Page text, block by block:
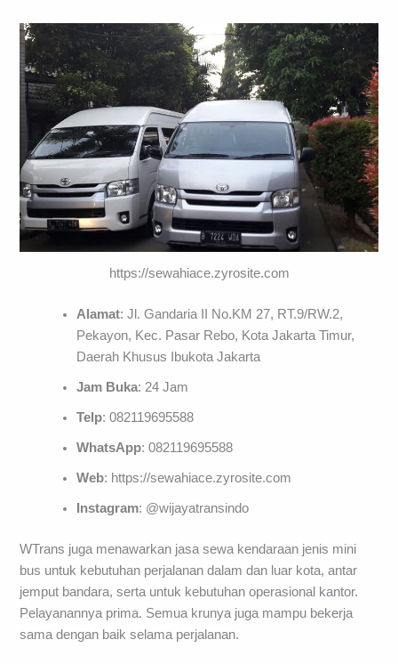
https://sewahiace.zyrosite.com
Alamat: Jl. Gandaria II No.KM 27, RT.9/RW.2,
Pekayon, Kec. Pasar Rebo, Kota Jakarta Timur,
Daerah Khusus Ibukota Jakarta
Jam Buka: 24 Jam
Telp: 082119695588
WhatsApp: 082119695588
Web: https://sewahiace.zyrosite.com
Instagram: @wijayatransindo
WTrans juga menawarkan jasa sewa kendaraan jenis mini
bus untuk kebutuhan perjalanan dalam dan luar kota, antar
jemput bandara, serta untuk kebutuhan operasional kantor.
Pelayanannya prima. Semua krunya juga mampu bekerja
sama dengan baik selama perjalanan.